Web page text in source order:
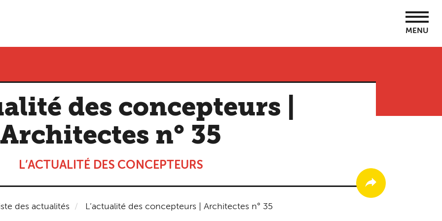
MENU
des concepteurs |
Architectes n° 35
L’ACTUALITÉ DES CONCEPTEURS
des actualités L’actualité des concepteurs | Architectes n° 35